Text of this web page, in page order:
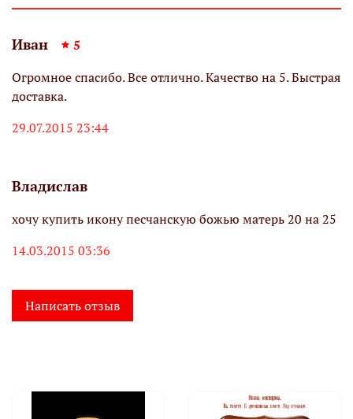
Иван
5
Огромное спасибо. Все отлично. Качество на 5. Быстрая
доставка.
29.07.2015 23:44
Владислав
хочу купить икону песчанскую божью матерь 20 на 25
14.03.2015 03:36
Написать отзыв